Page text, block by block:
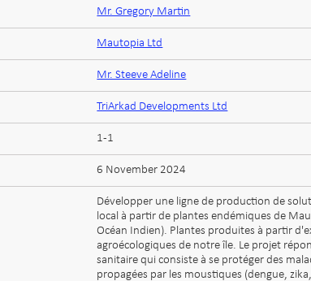
Mr. Gregory Martin
Mautopia Ltd
Mr. Steeve Adeline
TriArkad Developments Ltd
1-1
6 November 2024
Développer une ligne de production de
local à partir de plantes endémiques de
Océan Indien). Plantes produites à partir
agroécologiques de notre île. Le projet
sanitaire qui consiste à se protéger des
propagées par les moustiques (dengue,